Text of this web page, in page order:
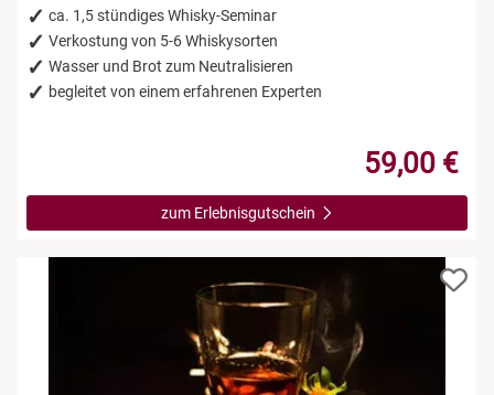
ca. 1,5 stündiges Whisky-Seminar
Verkostung von 5-6 Whiskysorten
Wasser und Brot zum Neutralisieren
begleitet von einem erfahrenen Experten
59,00 €
zum Erlebnisgutschein